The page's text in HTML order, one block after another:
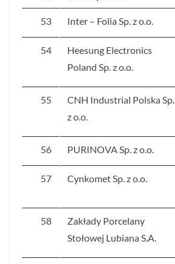
53 Inter – Folia Sp. z o.o.
54
Heesung Electronics
Poland Sp. z o.o.
55
CNH Industrial Polska Sp.
z o.o.
56 PURINOVA Sp. z o.o.
57 Cynkomet Sp. z o.o.
58
Zakłady Porcelany
Stołowej Lubiana S.A.